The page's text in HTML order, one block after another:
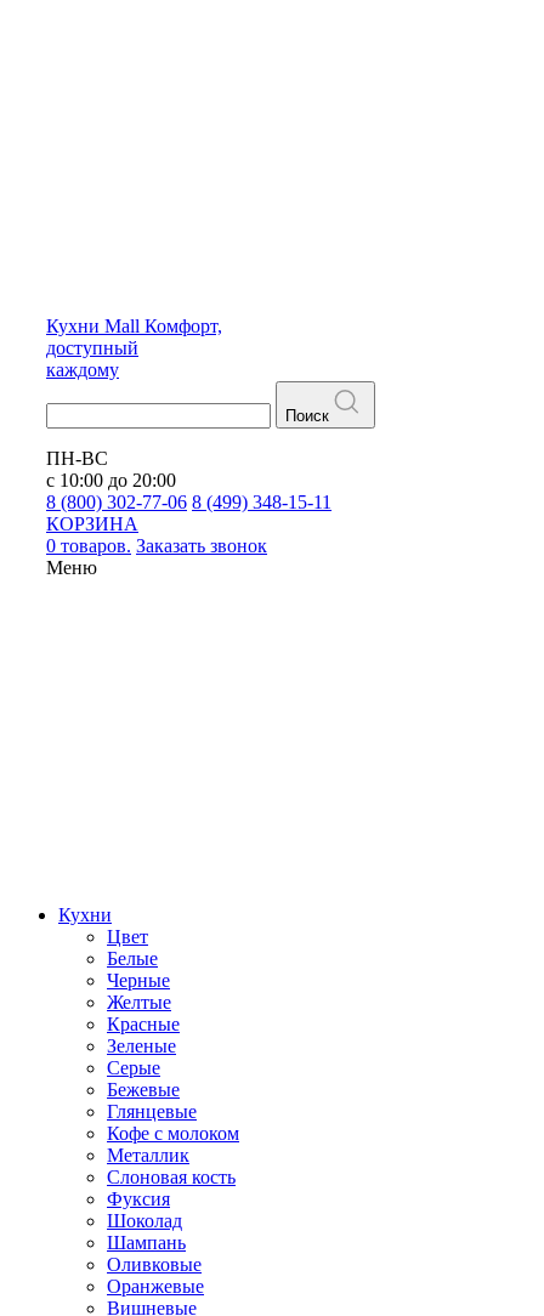
Кухни Mall Комфорт,
доступный
каждому
Поиск
ПН-ВС
с 10:00 до 20:00
8 (800) 302-77-06 8 (499) 348-15-11
КОРЗИНА
0 товаров. Заказать звонок
Меню
Кухни
Цвет
Белые
Черные
Желтые
Красные
Зеленые
Серые
Бежевые
Глянцевые
Кофе с молоком
Металлик
Слоновая кость
Фуксия
Шоколад
Шампань
Оливковые
Оранжевые
Вишневые